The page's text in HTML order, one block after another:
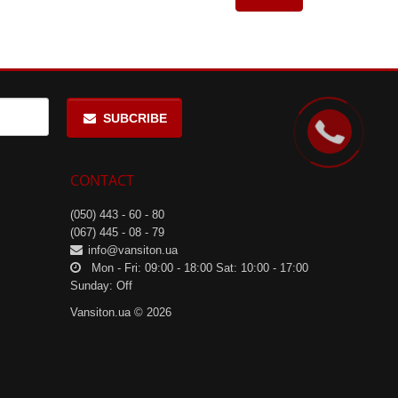
SUBCRIBE
CONTACT
(050) 443 - 60 - 80
(067) 445 - 08 - 79
info@vansiton.ua
Mon - Fri: 09:00 - 18:00 Sat: 10:00 - 17:00
Sunday: Off
Vansiton.ua © 2026